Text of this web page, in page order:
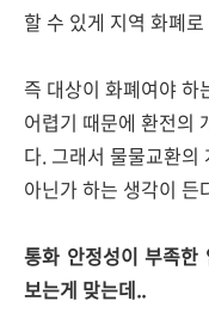
할 수 있게 지역 화폐
즉 대상이 화폐여야 하
어렵기 때문에 환전의
다. 그래서 물물교환
아닌가 하는 생각이 든
통화 안정성이 부족한
보는게 맞는데..